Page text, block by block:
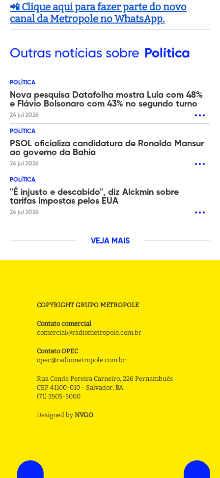
📲 Clique aqui para fazer parte do novo
canal da Metropole no WhatsApp.
Outras notícias sobre Política
POLÍTICA
Nova pesquisa Datafolha mostra Lula com 48%
e Flávio Bolsonaro com 43% no segundo turno
24 jul 2026
POLÍTICA
PSOL oficializa candidatura de Ronaldo Mansur
ao governo da Bahia
24 jul 2026
POLÍTICA
"É injusto e descabido", diz Alckmin sobre
tarifas impostas pelos EUA
24 jul 2026
VEJA MAIS
COPYRIGHT GRUPO METROPOLE
Contato comercial
comercial@radiometropole.com.br
Contato OPEC
opec@radiometropole.com.br
Rua Conde Pereira Carneiro, 226 Pernambués
CEP 41100-010 - Salvador, BA
(71) 3505-5000
Designed by NVGO.